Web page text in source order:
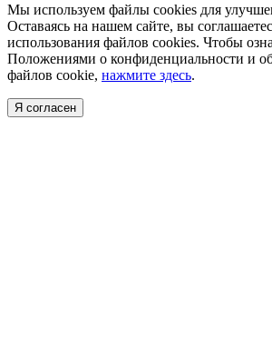
Мы используем файлы cookies для
Оставаясь на нашем сайте, вы
использования файлов cookies. Чтобы
Положениями о конфиденциальности и
файлов cookie, нажмите здесь.
Я согласен